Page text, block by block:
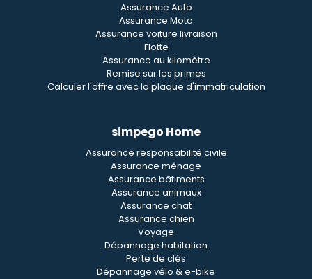
Assurance Auto
Assurance Moto
Assurance voiture livraison
Flotte
Assurance au kilomètre
Remise sur les primes
Calculer l'offre avec la plaque d'immatriculation
simpego Home
Assurance responsabilité civile
Assurance ménage
Assurance bâtiments
Assurance animaux
Assurance chat
Assurance chien
Voyage
Dépannage habitation
Perte de clés
Dépannage vélo & e-bike